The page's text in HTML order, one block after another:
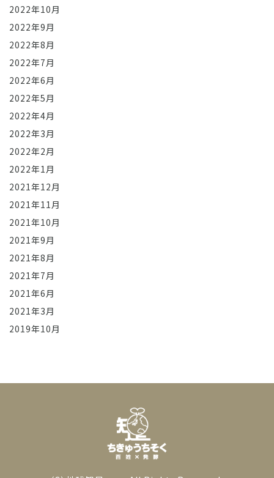
2022年10月
2022年9月
2022年8月
2022年7月
2022年6月
2022年5月
2022年4月
2022年3月
2022年2月
2022年1月
2021年12月
2021年11月
2021年10月
2021年9月
2021年8月
2021年7月
2021年6月
2021年3月
2019年10月